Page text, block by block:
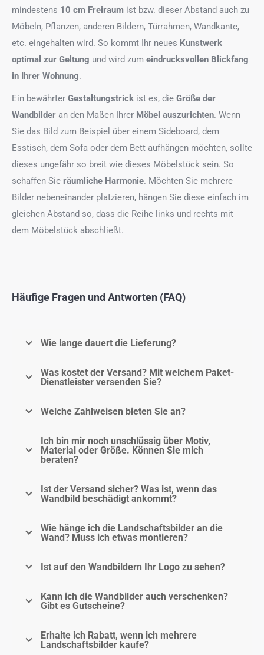
mindestens 10 cm Freiraum ist bzw. dieser Abstand auch zu
Möbeln, Pflanzen, anderen Bildern, Türrahmen, Wandkante,
etc. eingehalten wird. So kommt Ihr neues Kunstwerk
optimal zur Geltung und wird zum eindrucksvollen Blickfang
in Ihrer Wohnung.
Ein bewährter Gestaltungstrick ist es, die Größe der
Wandbilder an den Maßen Ihrer Möbel auszurichten. Wenn
Sie das Bild zum Beispiel über einem Sideboard, dem
Esstisch, dem Sofa oder dem Bett aufhängen möchten, sollte
dieses ungefähr so breit wie dieses Möbelstück sein. So
schaffen Sie räumliche Harmonie. Möchten Sie mehrere
Bilder nebeneinander platzieren, hängen Sie diese einfach im
gleichen Abstand so, dass die Reihe links und rechts mit
dem Möbelstück abschließt.
Häufige Fragen und Antworten (FAQ)
Wie lange dauert die Lieferung?
Was kostet der Versand? Mit welchem Paket-
Dienstleister versenden Sie?
Welche Zahlweisen bieten Sie an?
Ich bin mir noch unschlüssig über Motiv,
Material oder Größe. Können Sie mich
beraten?
Ist der Versand sicher? Was ist, wenn das
Wandbild beschädigt ankommt?
Wie hänge ich die Landschaftsbilder an die
Wand? Muss ich etwas montieren?
Ist auf den Wandbildern Ihr Logo zu sehen?
Kann ich die Wandbilder auch verschenken?
Gibt es Gutscheine?
Erhalte ich Rabatt, wenn ich mehrere
Landschaftsbilder kaufe?